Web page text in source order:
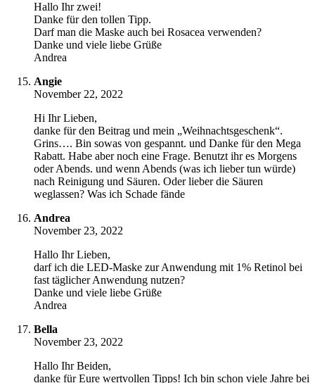
Hallo Ihr zwei!
Danke für den tollen Tipp.
Darf man die Maske auch bei Rosacea verwenden?
Danke und viele liebe Grüße
Andrea
Angie
November 22, 2022
Hi Ihr Lieben,
danke für den Beitrag und mein „Weihnachtsgeschenk“.
Grins…. Bin sowas von gespannt. und Danke für den Mega
Rabatt. Habe aber noch eine Frage. Benutzt ihr es Morgens
oder Abends. und wenn Abends (was ich lieber tun würde)
nach Reinigung und Säuren. Oder lieber die Säuren
weglassen? Was ich Schade fände
Andrea
November 23, 2022
Hallo Ihr Lieben,
darf ich die LED-Maske zur Anwendung mit 1% Retinol bei
fast täglicher Anwendung nutzen?
Danke und viele liebe Grüße
Andrea
Bella
November 23, 2022
Hallo Ihr Beiden,
danke für Eure wertvollen Tipps! Ich bin schon viele Jahre bei